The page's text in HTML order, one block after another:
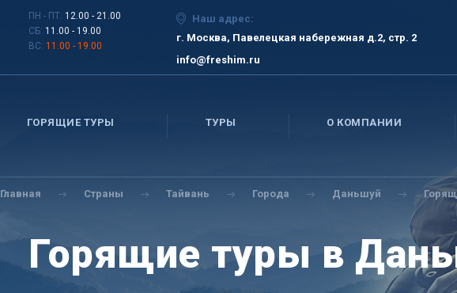
ПН - ПТ: 12.00 - 21.00
СБ: 11.00 - 19.00
ВС: 11.00 - 19.00
Наш адрес:
г. Москва, Павелецкая набережная д.2, стр. 2
info@freshim.ru
ГОРЯЩИЕ ТУРЫ ТУРЫ О КОМПАНИИ
Главная Страны Тайвань Города Даньшуй
Горящие туры в